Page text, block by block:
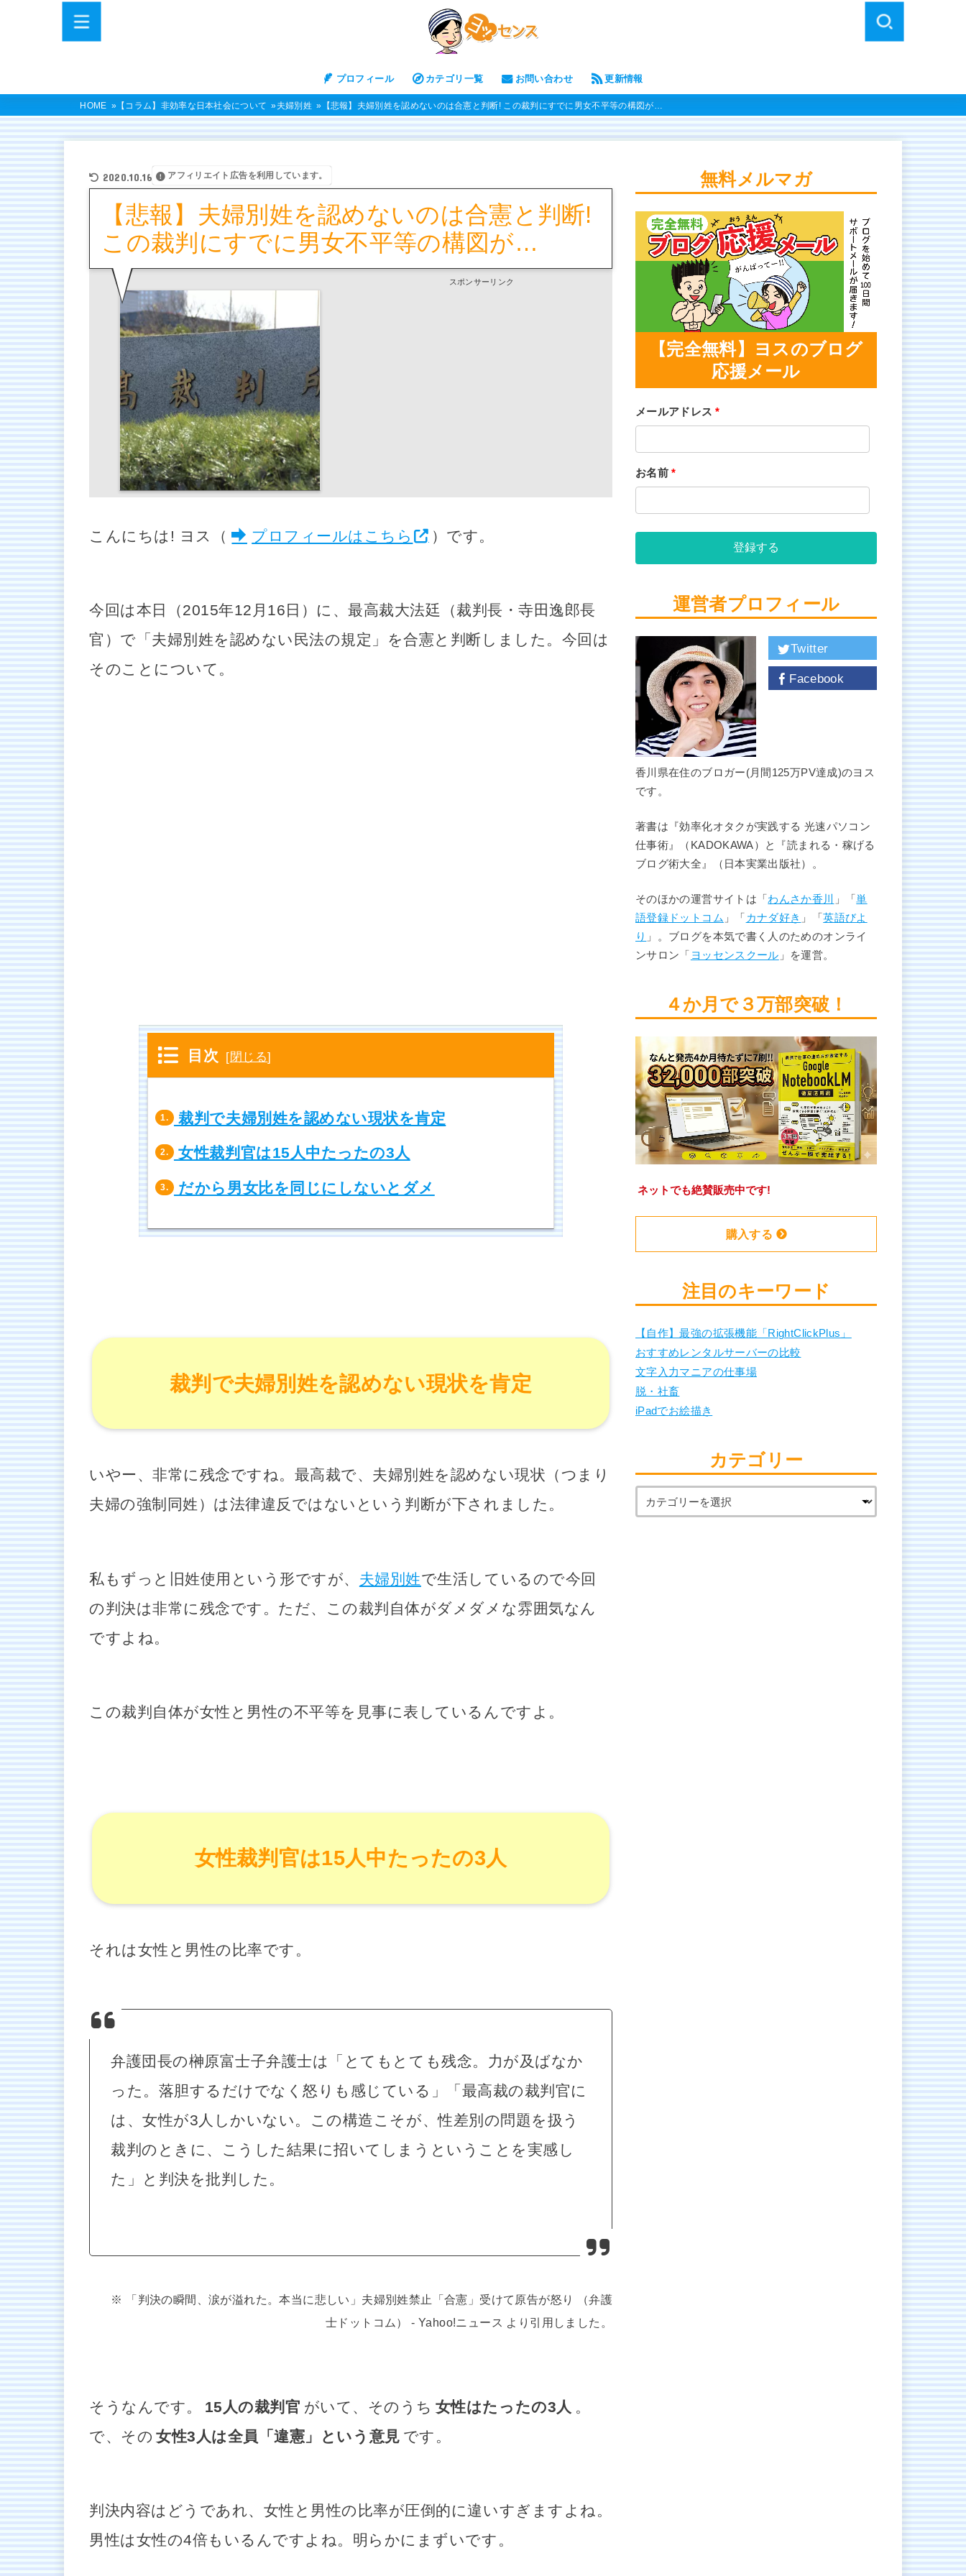
プロフィール カテゴリ一覧 お問い合わせ 更新情報
HOME 【コラム】非効率な日本社会について 夫婦別姓 【悲報】夫婦別姓を認めないのは合憲と判断! この裁判にすでに男女不平等の構図が…
2020.10.16 アフィリエイト広告を利用しています。
【悲報】夫婦別姓を認めないのは合憲と判断!
この裁判にすでに男女不平等の構図が…
スポンサーリンク
こんにちは! ヨス（ プロフィールはこちら ）です。
今回は本日（2015年12月16日）に、最高裁大法廷（裁判長・寺田逸郎長
官）で「夫婦別姓を認めない民法の規定」を合憲と判断しました。今回は
そのことについて。
目次 [閉じる]
1. 裁判で夫婦別姓を認めない現状を肯定
2. 女性裁判官は15人中たったの3人
3. だから男女比を同じにしないとダメ
裁判で夫婦別姓を認めない現状を肯定
いやー、非常に残念ですね。最高裁で、夫婦別姓を認めない現状（つまり
夫婦の強制同姓）は法律違反ではないという判断が下されました。
私もずっと旧姓使用という形ですが、 夫婦別姓で生活しているので今回
の判決は非常に残念です。ただ、この裁判自体がダメダメな雰囲気なん
ですよね。
この裁判自体が女性と男性の不平等を見事に表しているんですよ。
女性裁判官は15人中たったの3人
それは女性と男性の比率です。
弁護団長の榊原富士子弁護士は「とてもとても残念。力が及ばなか
った。落胆するだけでなく怒りも感じている」「最高裁の裁判官に
は、女性が3人しかいない。この構造こそが、性差別の問題を扱う
裁判のときに、こうした結果に招いてしまうということを実感し
た」と判決を批判した。
「判決の瞬間、涙が溢れた。本当に悲しい」夫婦別姓禁止「合憲」受けて原告が怒り （弁護
士ドットコム） - Yahoo!ニュース より引用しました。
そうなんです。 15人の裁判官 がいて、そのうち 女性はたったの3人 。
で、その 女性3人は全員「違憲」という意見 です。
判決内容はどうであれ、女性と男性の比率が圧倒的に違いすぎますよね。
男性は女性の4倍もいるんですよね。明らかにまずいです。
無料メルマガ
【完全無料】ヨスのブログ
応援メール
メールアドレス*
お名前*
登録する
運営者プロフィール
Twitter
Facebook
香川県在住のブロガー(月間125万PV達成)のヨス
です。
著書は『効率化オタクが実践する 光速パソコン
仕事術』（KADOKAWA）と『読まれる・稼げる
ブログ術大全』（日本実業出版社）。
そのほかの運営サイトは「わんさか香川 」「単
語登録ドットコム 」「 カナダ好き 」「英語びよ
り 」。ブログを本気で書く人のためのオンライ
ンサロン「 ヨッセンスクール 」を運営。
４か月で３万部突破！
ネットでも絶賛販売中です!
購入する
注目のキーワード
【自作】最強の拡張機能「RightClickPlus」
おすすめレンタルサーバーの比較
文字入力マニアの仕事場
脱・社畜
iPadでお絵描き
カテゴリー